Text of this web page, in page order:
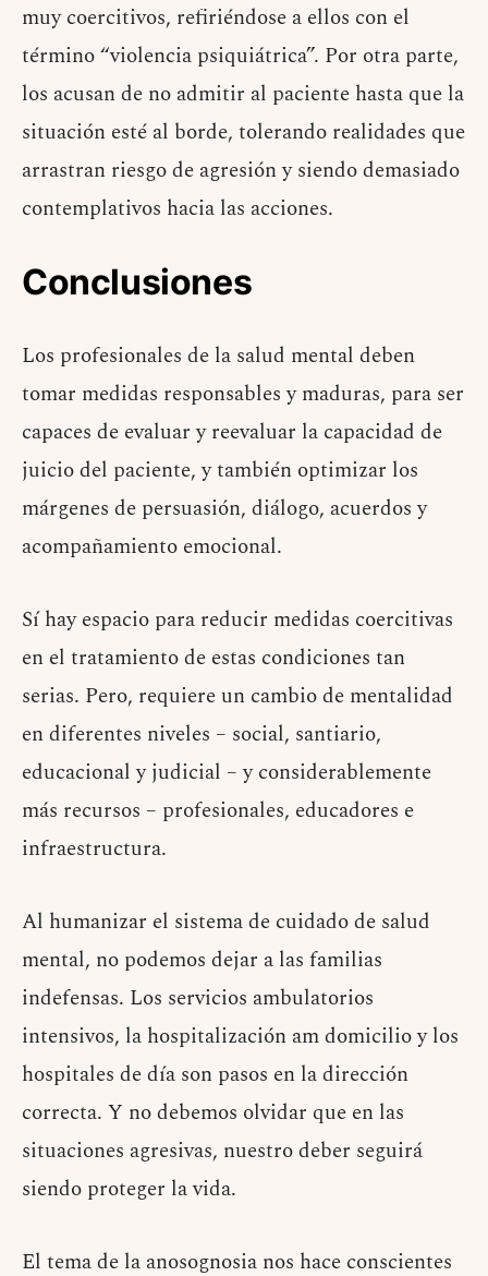
muy coercitivos, refiriéndose a ellos con el
término “violencia psiquiátrica”. Por otra parte,
los acusan de no admitir al paciente hasta que la
situación esté al borde, tolerando realidades que
arrastran riesgo de agresión y siendo demasiado
contemplativos hacia las acciones.
Conclusiones
Los profesionales de la salud mental deben
tomar medidas responsables y maduras, para ser
capaces de evaluar y reevaluar la capacidad de
juicio del paciente, y también optimizar los
márgenes de persuasión, diálogo, acuerdos y
acompañamiento emocional.
Sí hay espacio para reducir medidas coercitivas
en el tratamiento de estas condiciones tan
serias. Pero, requiere un cambio de mentalidad
en diferentes niveles – social, santiario,
educacional y judicial – y considerablemente
más recursos – profesionales, educadores e
infraestructura.
Al humanizar el sistema de cuidado de salud
mental, no podemos dejar a las familias
indefensas. Los servicios ambulatorios
intensivos, la hospitalización am domicilio y los
hospitales de día son pasos en la dirección
correcta. Y no debemos olvidar que en las
situaciones agresivas, nuestro deber seguirá
siendo proteger la vida.
El tema de la anosognosia nos hace conscientes